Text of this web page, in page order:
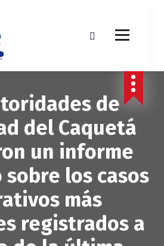
herramientas
de
del Caquetá
un informe
los casos
más
registrados a